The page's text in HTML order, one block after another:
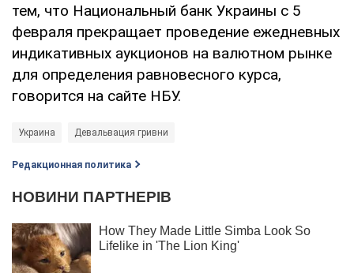
тем, что Национальный банк Украины с 5
февраля прекращает проведение ежедневных
индикативных аукционов на валютном рынке
для определения равновесного курса,
говорится на сайте НБУ.
Украина Девальвация гривни
Редакционная политика